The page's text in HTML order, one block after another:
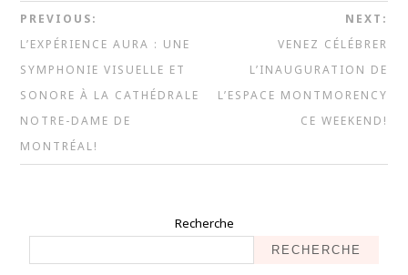
PREVIOUS:
L’EXPÉRIENCE AURA : UNE
SYMPHONIE VISUELLE ET
SONORE À LA CATHÉDRALE
NOTRE-DAME DE
MONTRÉAL!
NEXT:
VENEZ CÉLÉBRER
L’INAUGURATION DE
L’ESPACE MONTMORENCY
CE WEEKEND!
Recherche
RECHERCHE